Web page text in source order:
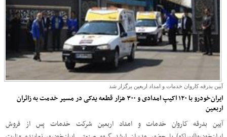
آیین بدرقه کاروان خدمات و امداد اربعین برگزار شد
ایران‌خودرو با ۱۲۰ اکیپ امدادی و ۳۰۰ هزار قطعه یدکی در مسیر خدمت به زائران
اربعین
آیین بدرقه کاروان خدمات و امداد اربعین شرکت خدمات پس از فروش